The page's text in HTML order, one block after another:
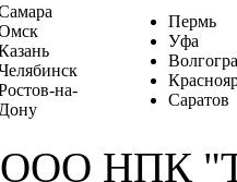
на-
Дону
Пермь
Уфа
Саратов
ООО НПК